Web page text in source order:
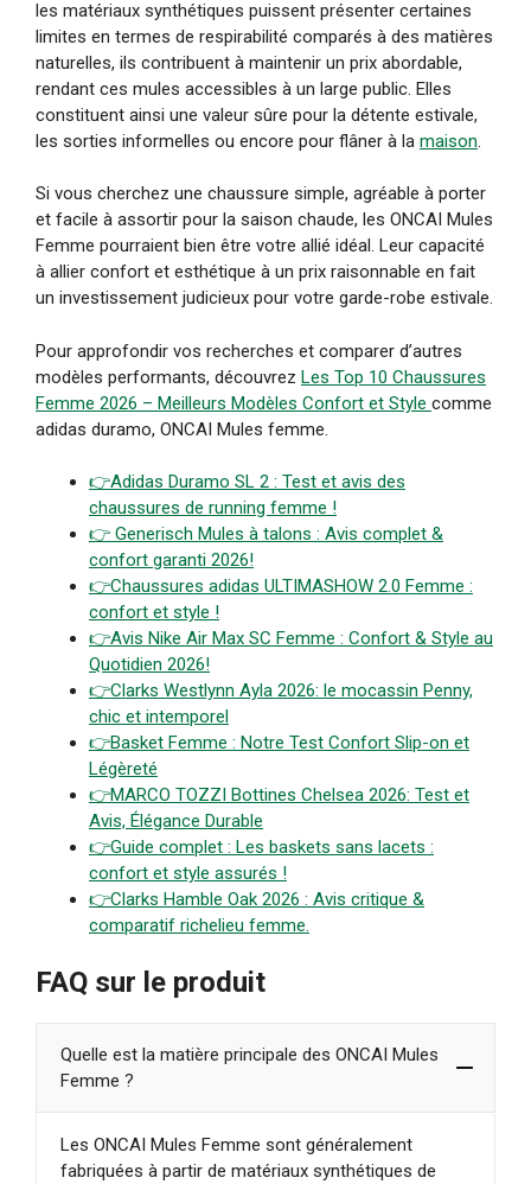
les matériaux synthétiques puissent présenter certaines
limites en termes de respirabilité comparés à des matières
naturelles, ils contribuent à maintenir un prix abordable,
rendant ces mules accessibles à un large public. Elles
constituent ainsi une valeur sûre pour la détente estivale,
les sorties informelles ou encore pour flâner à la maison
Si vous cherchez une chaussure simple, agréable à porter
et facile à assortir pour la saison chaude, les ONCAI Mules
Femme pourraient bien être votre allié idéal. Leur capacité
à allier confort et esthétique à un prix raisonnable en fait
un investissement judicieux pour votre garde-robe estivale.
Pour approfondir vos recherches et comparer d’autres
modèles performants, découvrez Les Top 10 Chaussures
Femme 2026 – Meilleurs Modèles Confort et Style comme
adidas duramo, ONCAI Mules femme.
👉Adidas Duramo SL 2 : Test et avis des
chaussures de running femme !
👉 Generisch Mules à talons : Avis complet &
confort garanti 2026!
👉Chaussures adidas ULTIMASHOW 2.0 Femme :
confort et style !
👉Avis Nike Air Max SC Femme : Confort & Style au
Quotidien 2026!
👉Clarks Westlynn Ayla 2026: le mocassin Penny,
chic et intemporel
👉Basket Femme : Notre Test Confort Slip-on et
Légèreté
👉MARCO TOZZI Bottines Chelsea 2026: Test et
Avis, Élégance Durable
👉Guide complet : Les baskets sans lacets :
confort et style assurés !
👉Clarks Hamble Oak 2026 : Avis critique &
comparatif richelieu femme.
FAQ sur le produit
Quelle est la matière principale des ONCAI Mules
Femme ?
Les ONCAI Mules Femme sont généralement
fabriquées à partir de matériaux synthétiques de